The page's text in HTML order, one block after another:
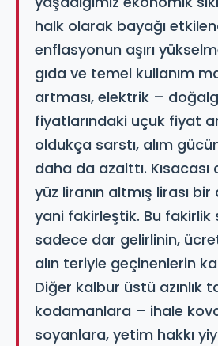
halk olarak bayağı
enflasyonun aşırı
gıda ve temel kullanım
artması, elektrik –
fiyatlarındaki uçuk fiyat
oldukça sarstı, alım
daha da azalttı.
yüz liranın altmış lirası
yani fakirleştik. Bu fakirlik
sadece dar gelirlinin,
alın teriyle geçinenlerin
Diğer kalbur üstü azınlık
kodamanlara – ihale
soyanlara, yetim hakkı